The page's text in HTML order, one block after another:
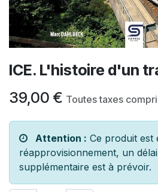
ICE. L'histoire d'un
39,00 € Toutes taxes
Attention : Ce produit est
réapprovisionnement, un
supplémentaire est à prévoir.